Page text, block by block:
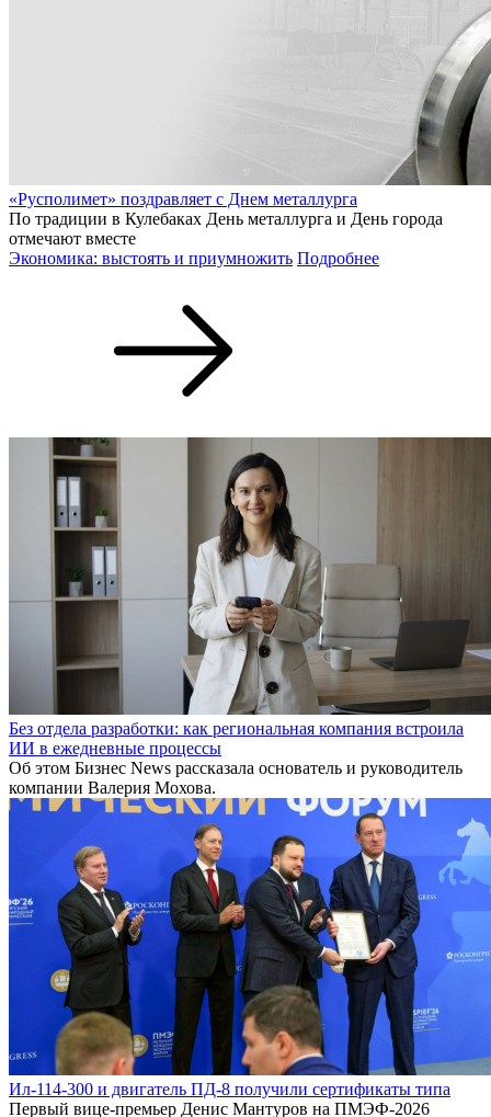
«Русполимет» поздравляет с Днем металлурга
По традиции в Кулебаках День металлурга и День города
отмечают вместе
Экономика: выстоять и приумножить Подробнее
Без отдела разработки: как региональная компания встроила
ИИ в ежедневные процессы
Об этом Бизнес News рассказала основатель и руководитель
компании Валерия Мохова.
Ил-114-300 и двигатель ПД-8 получили сертификаты типа
Первый вице-премьер Денис Мантуров на ПМЭФ-2026